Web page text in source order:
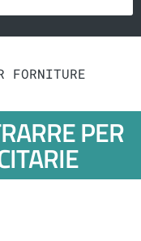
FORNITURE
PER